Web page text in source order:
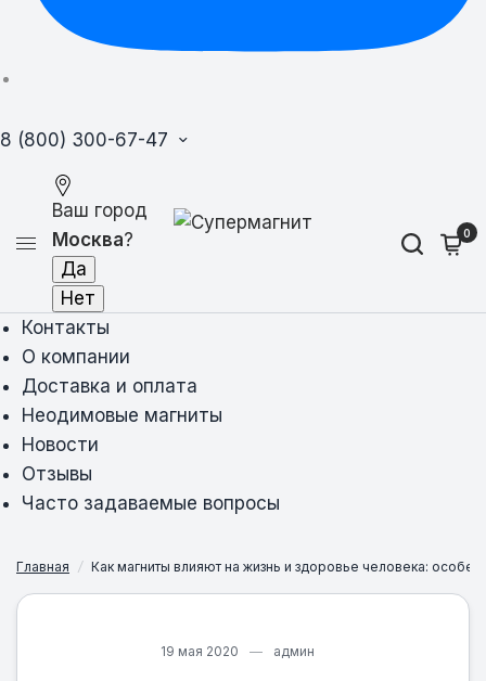
8 (800) 300-67-47
Ваш город
Москва? 0
Контакты
О компании
Доставка и оплата
Неодимовые магниты
Новости
Отзывы
Часто задаваемые вопросы
Главная / Как магниты влияют на жизнь и здоровье человека:
19 мая 2020 админ